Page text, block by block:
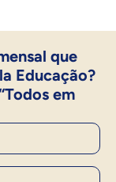
que
Educação?
em